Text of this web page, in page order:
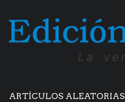
ARTÍCULOS ALEATORIAS